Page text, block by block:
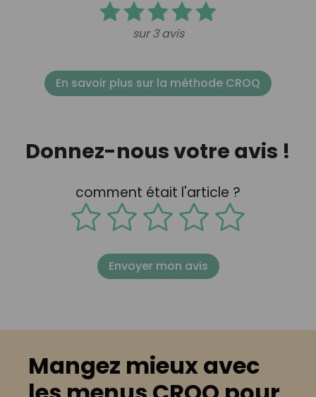
sur 3 avis
En savoir plus sur la méthode CROQ
Donnez-nous votre avis !
comment était l'article ?
Envoyer mon avis
Mangez mieux avec